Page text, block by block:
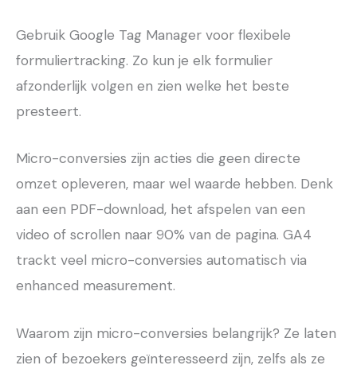
Gebruik Google Tag Manager voor flexibele
formuliertracking. Zo kun je elk formulier
afzonderlijk volgen en zien welke het beste
presteert.
Micro-conversies zijn acties die geen directe
omzet opleveren, maar wel waarde hebben. Denk
aan een PDF-download, het afspelen van een
video of scrollen naar 90% van de pagina. GA4
trackt veel micro-conversies automatisch via
enhanced measurement.
Waarom zijn micro-conversies belangrijk? Ze laten
zien of bezoekers geïnteresseerd zijn, zelfs als ze